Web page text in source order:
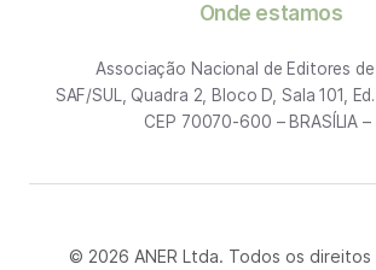
Onde estamos
Associação Nacional de Editores
SAF/SUL, Quadra 2, Bloco D, Sala 101,
CEP 70070-600 – BRASÍLIA –
© 2026 ANER Ltda. Todos os